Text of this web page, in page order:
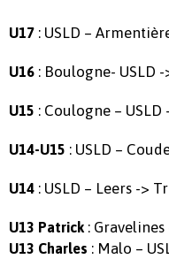
U17 : USLD –
U16 : Boulogne- USLD
U15 : Coulogne – USLD
U14-U15 : USLD –
U14 : USLD – Leers ->
U13 Patrick :
U13 Charles : Malo –